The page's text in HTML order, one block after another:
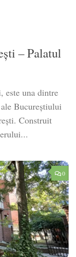
– Palatul
este una dintre
Bucureștiului
Construit
0